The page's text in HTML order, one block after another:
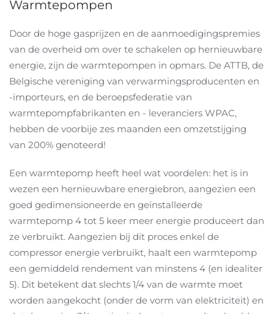
Warmtepompen
Door de hoge gasprijzen en de aanmoedigingspremies
van de overheid om over te schakelen op hernieuwbare
energie, zijn de warmtepompen in opmars. De ATTB, de
Belgische vereniging van verwarmingsproducenten en
-importeurs, en de beroepsfederatie van
warmtepompfabrikanten en - leveranciers WPAC,
hebben de voorbije zes maanden een omzetstijging
van 200% genoteerd!
Een warmtepomp heeft heel wat voordelen: het is in
wezen een hernieuwbare energiebron, aangezien een
goed gedimensioneerde en geïnstalleerde
warmtepomp 4 tot 5 keer meer energie produceert dan
ze verbruikt. Aangezien bij dit proces enkel de
compressor energie verbruikt, haalt een warmtepomp
een gemiddeld rendement van minstens 4 (en idealiter
5). Dit betekent dat slechts 1/4 van de warmte moet
worden aangekocht (onder de vorm van elektriciteit) en